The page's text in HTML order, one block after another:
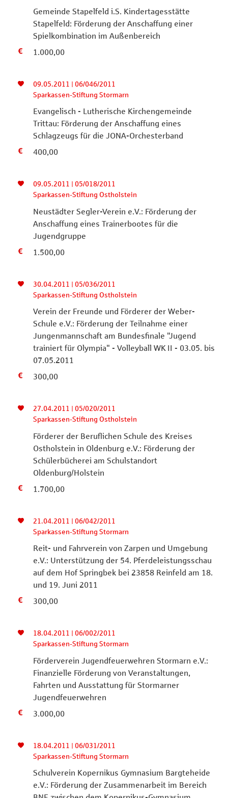
Gemeinde Stapelfeld i.S. Kindertagesstätte
Stapelfeld: Förderung der Anschaffung einer
Spielkombination im Außenbereich
1.000,00
09.05.2011 | 06/046/2011
Sparkassen-Stiftung Stormarn
Evangelisch - Lutherische Kirchengemeinde
Trittau: Förderung der Anschaffung eines
Schlagzeugs für die JONA-Orchesterband
400,00
09.05.2011 | 05/018/2011
Sparkassen-Stiftung Ostholstein
Neustädter Segler-Verein e.V.: Förderung der
Anschaffung eines Trainerbootes für die
Jugendgruppe
1.500,00
30.04.2011 | 05/036/2011
Sparkassen-Stiftung Ostholstein
Verein der Freunde und Förderer der Weber-
Schule e.V.: Förderung der Teilnahme einer
Jungenmannschaft am Bundesfinale "Jugend
trainiert für Olympia" - Volleyball WK II - 03.05. bis
07.05.2011
300,00
27.04.2011 | 05/020/2011
Sparkassen-Stiftung Ostholstein
Förderer der Beruflichen Schule des Kreises
Ostholstein in Oldenburg e.V.: Förderung der
Schülerbücherei am Schulstandort
Oldenburg/Holstein
1.700,00
21.04.2011 | 06/042/2011
Sparkassen-Stiftung Stormarn
Reit- und Fahrverein von Zarpen und Umgebung
e.V.: Unterstützung der 54. Pferdeleistungsschau
auf dem Hof Springbek bei 23858 Reinfeld am 18.
und 19. Juni 2011
300,00
18.04.2011 | 06/002/2011
Sparkassen-Stiftung Stormarn
Förderverein Jugendfeuerwehren Stormarn e.V.:
Finanzielle Förderung von Veranstaltungen,
Fahrten und Ausstattung für Stormarner
Jugendfeuerwehren
3.000,00
18.04.2011 | 06/031/2011
Sparkassen-Stiftung Stormarn
Schulverein Kopernikus Gymnasium Bargteheide
e.V.: Förderung der Zusammenarbeit im Bereich